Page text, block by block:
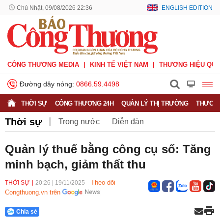
Chủ Nhật, 09/08/2026 22:36 ENGLISH EDITION
CÔNG THƯƠNG MEDIA KINH TẾ VIỆT NAM THƯƠNG HIỆU
Đường dây nóng: 0866.59.4498
THỜI SỰ CÔNG THƯƠNG 24H QUẢN LÝ THỊ TRƯỜNG
Thời sự Trong nước Diễn đàn
Hoạt động của Lãnh đạo Đảng, Nhà nước
Bầu cử Quốc hội Khoá XVI
Quản lý thuế bằng công cụ số: Tăng
minh bạch, giảm thất thu
THỜI SỰ 20:26 19/11/2025
Theo dõi
Congthuong.vn trên
Chia sẻ